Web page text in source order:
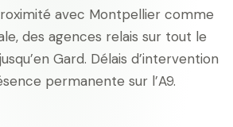
avec Montpellier comme
des agences relais sur tout le
Gard. Délais d’intervention
permanente sur l’A9.